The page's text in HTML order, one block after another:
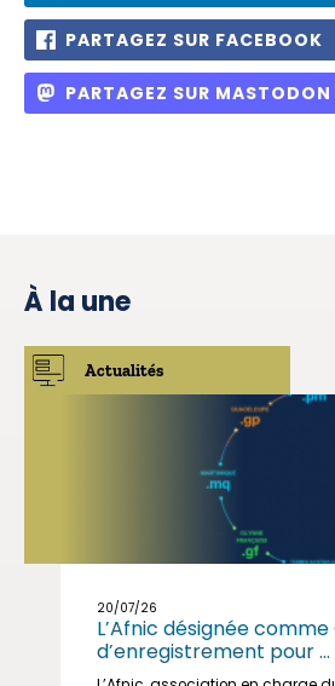
PARTAGEZ SUR FACEBOOK
PARTAGEZ SUR MASTODON
À la une
Actualités
20/07/26
L’Afnic désignée
d’enregistrement pour ...